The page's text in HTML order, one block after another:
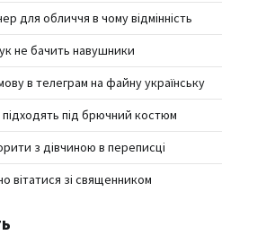
для обличчя в чому відмінність
не бачить навушники
в телеграм на файну українську
підходять під брючний костюм
з дівчиною в переписці
вітатися зі священником